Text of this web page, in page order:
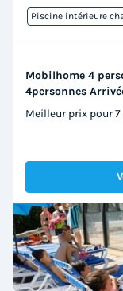
Piscine intérieure
Mobilhome 4
4personnes
Meilleur prix pour